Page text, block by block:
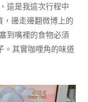
這是我這次行程中
邊走邊翻微博上的
到嘴裡的食物必須
。其實咖哩角的味道